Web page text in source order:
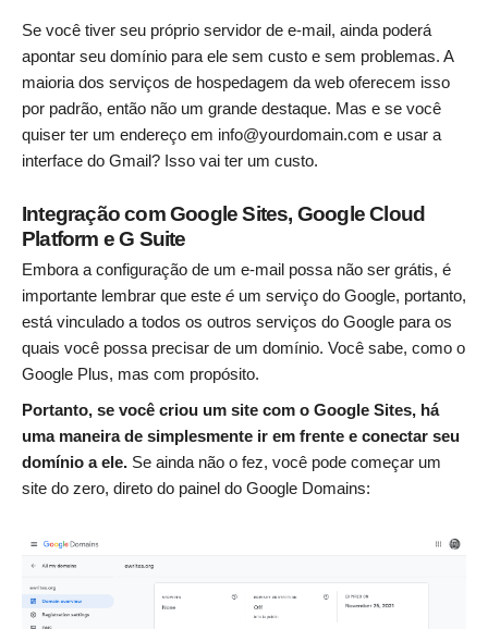
Se você tiver seu próprio servidor de e-mail, ainda poderá
apontar seu domínio para ele sem custo e sem problemas. A
maioria dos serviços de hospedagem da web oferecem isso
por padrão, então não um grande destaque. Mas e se você
quiser ter um endereço em info@yourdomain.com e usar a
interface do Gmail? Isso vai ter um custo.
Integração com Google Sites, Google Cloud
Platform e G Suite
Embora a configuração de um e-mail possa não ser grátis, é
importante lembrar que este é um serviço do Google, portanto,
está vinculado a todos os outros serviços do Google para os
quais você possa precisar de um domínio. Você sabe, como o
Google Plus, mas com propósito.
Portanto, se você criou um site com o Google Sites, há
uma maneira de simplesmente ir em frente e conectar seu
domínio a ele. Se ainda não o fez, você pode começar um
site do zero, direto do painel do Google Domains: